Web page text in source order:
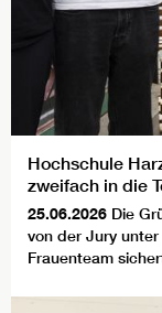
Hochschule
zweifach in die
25.06.2026 Die
von der Jury
Frauenteam